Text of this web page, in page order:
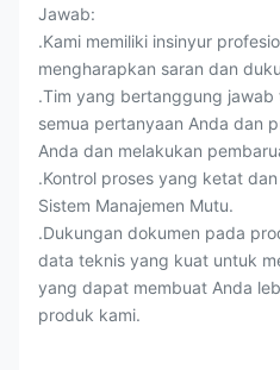
Jawab:
.Kami memiliki insinyur
mengharapkan saran dan
.Tim yang bertanggung
semua pertanyaan Anda dan
Anda dan melakukan
.Kontrol proses yang ketat
Sistem Manajemen Mutu.
.Dukungan dokumen pada
data teknis yang kuat untuk
yang dapat membuat Anda
produk kami.